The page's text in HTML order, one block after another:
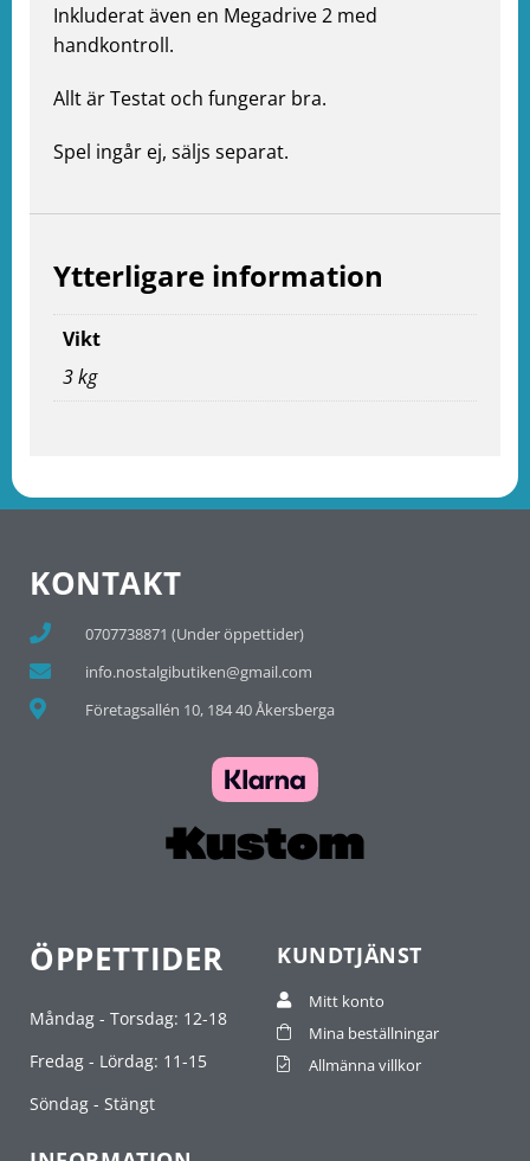
Inkluderat även en Megadrive 2 med
handkontroll.
Allt är Testat och fungerar bra.
Spel ingår ej, säljs separat.
Ytterligare information
Vikt
3 kg
KONTAKT
0707738871 (Under öppettider)
info.nostalgibutiken@gmail.com
Företagsallén 10, 184 40 Åkersberga
ÖPPETTIDER
Måndag - Torsdag: 12-18
Fredag - Lördag: 11-15
Söndag - Stängt
KUNDTJÄNST
Mitt konto
Mina beställningar
Allmänna villkor